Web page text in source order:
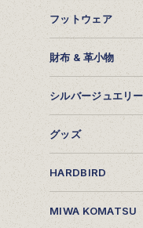
フットウェア
財布 & 革小物
シルバージュエリー
グッズ
HARDBIRD
MIWA KOMATSU